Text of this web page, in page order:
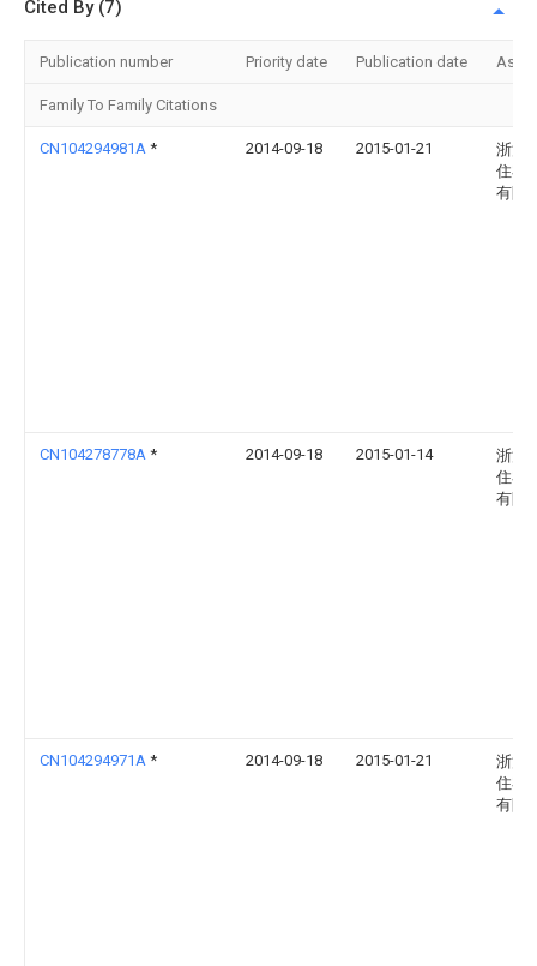
Cited By (7)
Publication number Priority date Publication date
Family To Family Citations
CN104294981A * 2014-09-18 2015-01-21
浙江
住宅
有限
CN104278778A * 2014-09-18 2015-01-14
浙江
住宅
有限
CN104294971A * 2014-09-18 2015-01-21
浙江
住宅
有限